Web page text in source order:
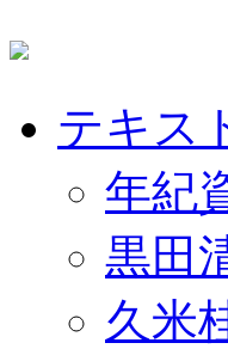
テキス
年紀
黒田
久米